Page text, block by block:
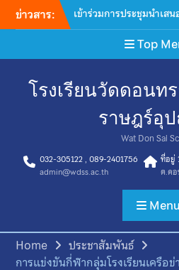
ข่าวสาร:
เข้าร่วมการประชุมนำเสน
โครงการในกองทุนหลักป
สุขภาพเทศบาลตำบลดอน
ทราย
สนาม การจัดเก็บข้อมูลโค
ปัญญาและความฉลาดขอ
ไทย ประจำปี 2569
การขับเคลื่อนโรงพยาบา
เสริมสุขภาพประจำตําบล
บทเรียนสังคมไทยไร้ยาสู
มอบเสื้อกีฬาจำนวน 30 ชุด
แก่ โรงเรียนวัดดอนทราย
(สุวรรณรัฐราษฎร์อุปถัมภ์
สนับสนุนการเข้าร่วมการ
Top
โรงเรียนวัดดอนท
ราษฎร์อุ
Wat Don Sai
032-305122 , 089-2401756
admin@wdss.ac.th
ที่อยู่
ต.ดอ
Menu
Home
ประชาสัมพันธ์
การแข่งขันกี่ฬากลุ่มโรงเรียนเครือ